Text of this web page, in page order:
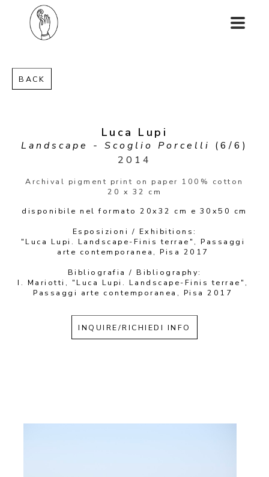
BACK
Luca Lupi
Landscape - Scoglio Porcelli (6/6)
2014
Archival pigment print on paper 100% cotton
20 x 32 cm
disponibile nel formato 20x32 cm e 30x50 cm
Esposizioni / Exhibitions:
"Luca Lupi. Landscape-Finis terrae", Passaggi
arte contemporanea, Pisa 2017
Bibliografia / Bibliography:
I. Mariotti, "Luca Lupi. Landscape-Finis terrae",
Passaggi arte contemporanea, Pisa 2017
INQUIRE/RICHIEDI INFO